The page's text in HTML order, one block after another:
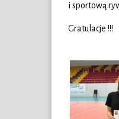
i sportową
Gratulacje !!!